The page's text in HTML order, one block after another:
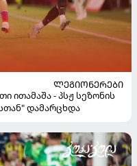
ᲚᲔᲒᲘᲝᲜᲔᲠᲔᲑᲘ
ითამაშა - პსჟ სეზონის
დამარცხდა